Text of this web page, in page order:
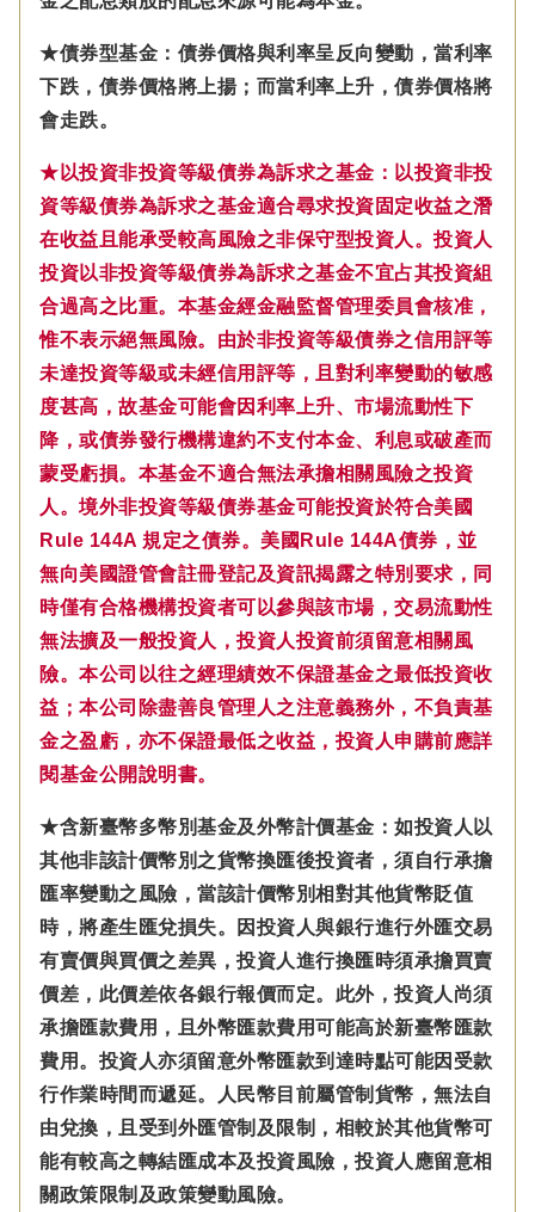
★債券型基金：債券價格與利率呈反向變動，當利率
下跌，債券價格將上揚；而當利率上升，債券價格將
會走跌。
★以投資非投資等級債券為訴求之基金：以投資非投
資等級債券為訴求之基金適合尋求投資固定收益之潛
在收益且能承受較高風險之非保守型投資人。投資人
投資以非投資等級債券為訴求之基金不宜占其投資組
合過高之比重。本基金經金融監督管理委員會核准，
惟不表示絕無風險。由於非投資等級債券之信用評等
未達投資等級或未經信用評等，且對利率變動的敏感
度甚高，故基金可能會因利率上升、市場流動性下
降，或債券發行機構違約不支付本金、利息或破產而
蒙受虧損。本基金不適合無法承擔相關風險之投資
人。境外非投資等級債券基金可能投資於符合美國
Rule 144A 規定之債券。美國Rule 144A債券，並
無向美國證管會註冊登記及資訊揭露之特別要求，同
時僅有合格機構投資者可以參與該市場，交易流動性
無法擴及一般投資人，投資人投資前須留意相關風
險。本公司以往之經理績效不保證基金之最低投資收
益；本公司除盡善良管理人之注意義務外，不負責基
金之盈虧，亦不保證最低之收益，投資人申購前應詳
閱基金公開說明書。
★含新臺幣多幣別基金及外幣計價基金：如投資人以
其他非該計價幣別之貨幣換匯後投資者，須自行承擔
匯率變動之風險，當該計價幣別相對其他貨幣貶值
時，將產生匯兌損失。因投資人與銀行進行外匯交易
有賣價與買價之差異，投資人進行換匯時須承擔買賣
價差，此價差依各銀行報價而定。此外，投資人尚須
承擔匯款費用，且外幣匯款費用可能高於新臺幣匯款
費用。投資人亦須留意外幣匯款到達時點可能因受款
行作業時間而遞延。人民幣目前屬管制貨幣，無法自
由兌換，且受到外匯管制及限制，相較於其他貨幣可
能有較高之轉結匯成本及投資風險，投資人應留意相
關政策限制及政策變動風險。